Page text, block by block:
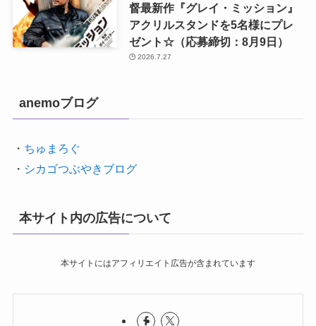
督最新作『グレイ・ミッション』
アクリルスタンドを5名様にプレ
ゼント☆（応募締切：8月9日）
2026.7.27
anemoブログ
・ ちゅまろぐ
・ シカゴつぶやきブログ
本サイト内の広告について
本サイトにはアフィリエイト広告が含まれています